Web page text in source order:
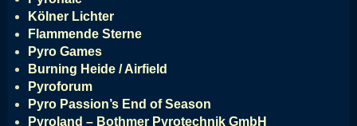
Kölner Lichter
Flammende Sterne
Pyro Games
Burning Heide / Airfield
Pyroforum
Pyro Passion’s End of Season
Pyroland – Bothmer Pyrotechnik GmbH